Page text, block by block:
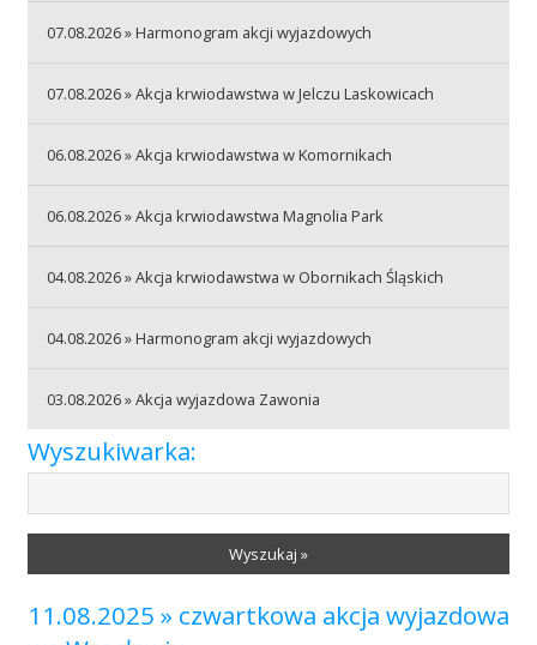
Akcje wyjazdowe
Szkolenia
07.08.2026 » Harmonogram akcji wyjazdowych
07.08.2026 » Akcja krwiodawstwa w Jelczu Laskowicach
06.08.2026 » Akcja krwiodawstwa w Komornikach
06.08.2026 » Akcja krwiodawstwa Magnolia Park
04.08.2026 » Akcja krwiodawstwa w Obornikach Śląskich
04.08.2026 » Harmonogram akcji wyjazdowych
03.08.2026 » Akcja wyjazdowa Zawonia
Wyszukiwarka:
Wyszukaj »
11.08.2025 » czwartkowa akcja wyjazdowa